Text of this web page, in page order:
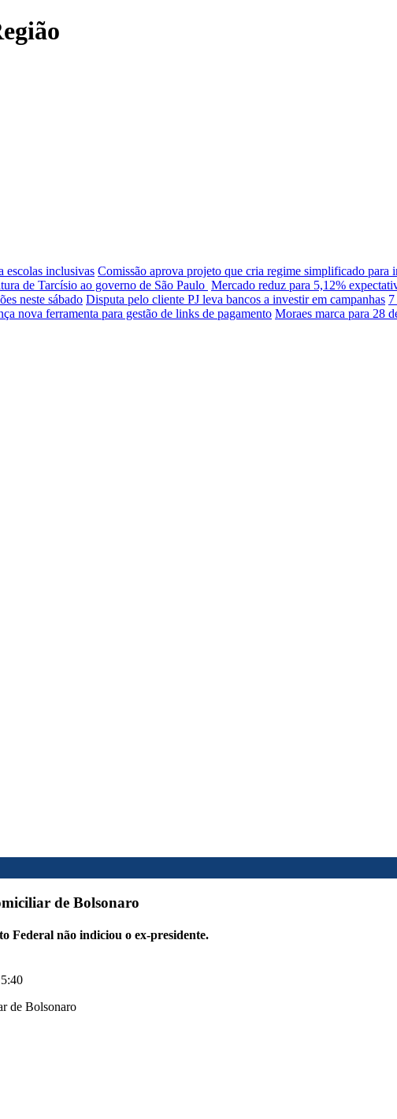
escolas inclusivas Comissão aprova projeto que cria regime simplificado para
de Tarcísio ao governo de São Paulo Mercado reduz para 5,12%
neste sábado Disputa pelo cliente PJ leva bancos a investir em campanhas
nova ferramenta para gestão de links de pagamento Moraes marca para 28
de Bolsonaro
Federal não indiciou o ex-presidente.